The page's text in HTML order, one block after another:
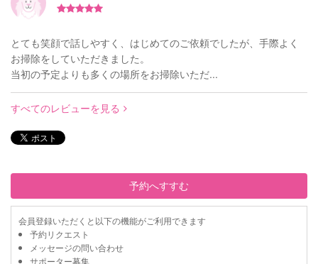
とても笑顔で話しやすく、はじめてのご依頼でしたが、手際よく
お掃除をしていただきました。
当初の予定よりも多くの場所をお掃除いただ...
すべてのレビューを見る
予約へすすむ
会員登録いただくと以下の機能がご利用できます
予約リクエスト
メッセージの問い合わせ
サポーター募集